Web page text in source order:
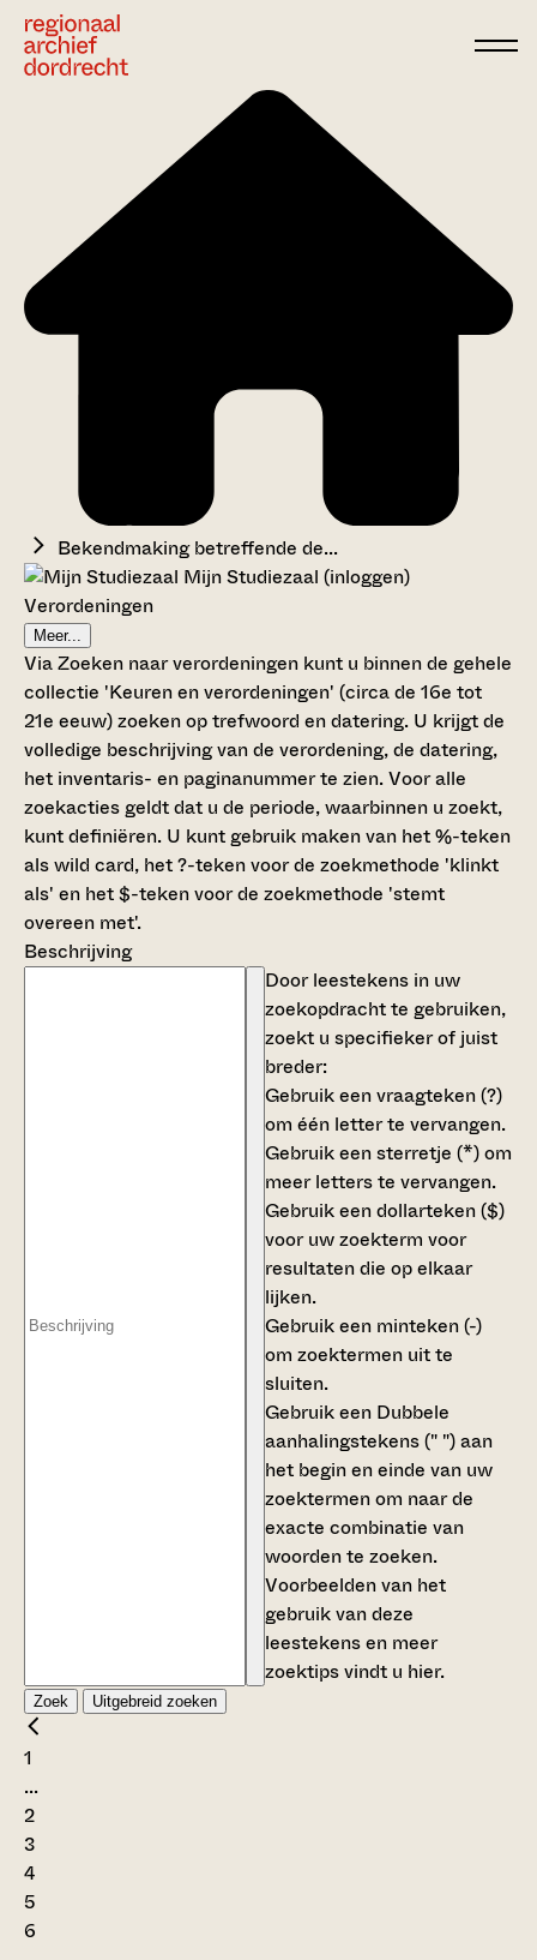
Bekendmaking betreffende de...
Mijn Studiezaal (inloggen)
Verordeningen
Meer...
Via Zoeken naar verordeningen kunt u binnen de gehele
collectie 'Keuren en verordeningen' (circa de 16e tot
21e eeuw) zoeken op trefwoord en datering. U krijgt de
volledige beschrijving van de verordening, de datering,
het inventaris- en paginanummer te zien. Voor alle
zoekacties geldt dat u de periode, waarbinnen u zoekt,
kunt definiëren. U kunt gebruik maken van het %-teken
als wild card, het ?-teken voor de zoekmethode 'klinkt
als' en het $-teken voor de zoekmethode 'stemt
overeen met'.
Beschrijving
Door leestekens in uw
zoekopdracht te gebruiken,
zoekt u specifieker of juist
breder:
Gebruik eenvraagteken (?)
om één letter te vervangen.
Gebruik eensterretje (*)om
meer letters te vervangen.
Gebruik eendollarteken ($)
voor uw zoekterm voor
resultaten die op elkaar
lijken.
Gebruik een minteken (-)
om zoektermen uit te
sluiten.
Gebruik een Dubbele
aanhalingstekens (" ")aan
het begin en einde van uw
zoektermen om naar de
exacte combinatie van
woorden te zoeken.
Voorbeelden van het
gebruik van deze
leestekens en meer
zoektips vindt u hier.
Zoek Uitgebreid zoeken
1
...
2
3
4
5
6